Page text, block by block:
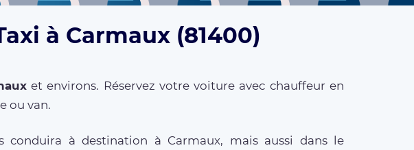
à Carmaux (81400)
et environs. Réservez votre voiture avec chauffeur en
ou van.
à destination à Carmaux, mais aussi dans le